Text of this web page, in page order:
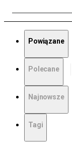
Powiązane
Polecane
Najnowsze
Tagi